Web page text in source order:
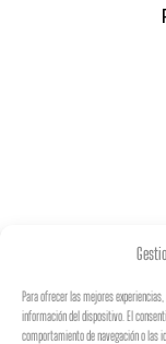
Para ofrecer las mejores
información del dispositivo. El
comportamiento de navegación o las